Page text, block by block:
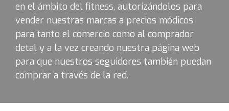
en el ámbito del fitness, autorizándolos para
vender nuestras marcas a precios módicos
para tanto el comercio como al comprador
detal y a la vez creando nuestra página web
para que nuestros seguidores también puedan
comprar a través de la red.